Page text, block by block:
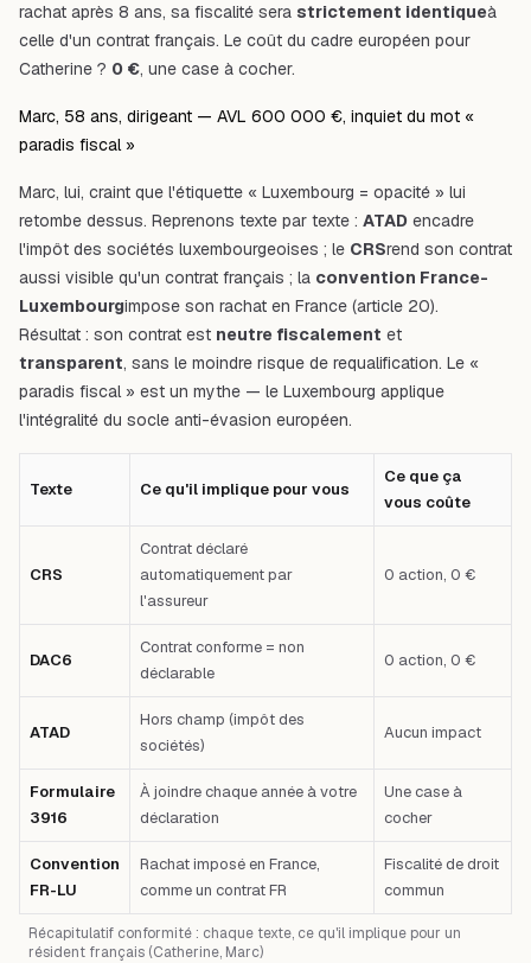
rachat après 8 ans, sa fiscalité sera strictement identiqueà
celle d'un contrat français. Le coût du cadre européen pour
Catherine ? 0 €, une case à cocher.
Marc, 58 ans, dirigeant — AVL 600 000 €, inquiet du mot «
paradis fiscal »
Marc, lui, craint que l'étiquette « Luxembourg = opacité » lui
retombe dessus. Reprenons texte par texte : ATAD encadre
l'impôt des sociétés luxembourgeoises ; le CRSrend son contrat
aussi visible qu'un contrat français ; la convention France-
Luxembourgimpose son rachat en France (article 20).
Résultat : son contrat est neutre fiscalement et
transparent, sans le moindre risque de requalification. Le «
paradis fiscal » est un mythe — le Luxembourg applique
l'intégralité du socle anti-évasion européen.
Récapitulatif conformité : chaque texte, ce qu'il implique pour un
résident français (Catherine, Marc)
Texte Ce qu'il implique pour vous
Ce que ça
vous coûte
CRS
Contrat déclaré
automatiquement par
l'assureur
0 action, 0 €
DAC6
Contrat conforme = non
déclarable
0 action, 0 €
ATAD
Hors champ (impôt des
sociétés)
Aucun impact
Formulaire
3916
À joindre chaque année à votre
déclaration
Une case à
cocher
Convention
FR-LU
Rachat imposé en France,
comme un contrat FR
Fiscalité de droit
commun